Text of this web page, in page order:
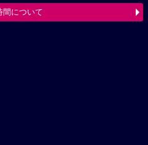
間について